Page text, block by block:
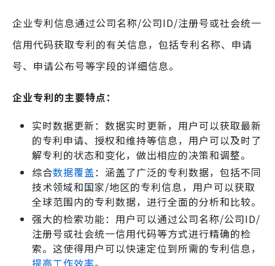
企业专利信息通过公司名称/公司ID/注册号或社会统一
信用代码获取专利的有关信息，包括专利名称、申请
号、申请公布号等字段的详细信息。
企业专利的主要特点：
实时数据更新：数据实时更新，用户可以获取最新
的专利申请、授权和维持等信息，用户可以及时了
解专利的状态和变化，做出相应的决策和调整。
综合数据覆盖：涵盖了广泛的专利数据，包括不同
技术领域和国家/地区的专利信息，用户可以获取
全球范围内的专利数据，进行全面的分析和比较。
强大的检索功能：用户可以通过公司名称/公司ID/
注册号或社会统一信用代码等方式进行精确的检
索。这使得用户可以快速定位到所需的专利信息，
提高工作效率。